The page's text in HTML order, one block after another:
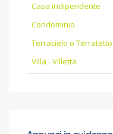
Casa indipendente
Condominio
Terracielo o Terratetto
Villa - Villetta